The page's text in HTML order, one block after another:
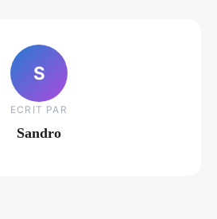
S
ECRIT PAR
Sandro